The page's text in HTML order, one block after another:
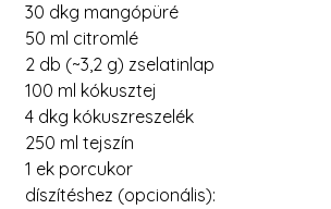
30 dkg mangópüré
50 ml citromlé
2 db (~3,2 g) zselatinlap
100 ml kókusztej
4 dkg kókuszreszelék
250 ml tejszín
1 ek porcukor
díszítéshez (opcionális):